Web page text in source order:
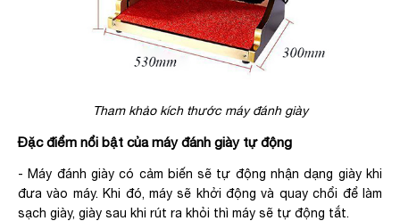
Tham khảo kích thước máy đánh giày
Đặc điểm nổi bật của máy đánh giày tự động
- Máy đánh giày có cảm biến sẽ tự động nhận dạng giày khi
đưa vào máy. Khi đó, máy sẽ khởi động và quay chổi để làm
sạch giày, giày sau khi rút ra khỏi thì máy sẽ tự động tắt.